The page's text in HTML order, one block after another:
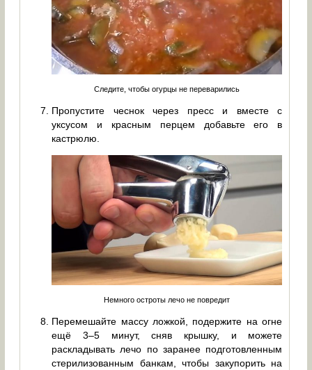
Следите, чтобы огурцы не переварились
Пропустите чеснок через пресс и вместе с
уксусом и красным перцем добавьте его в
кастрюлю.
Немного остроты лечо не повредит
Перемешайте массу ложкой, подержите на огне
ещё 3–5 минут, сняв крышку, и можете
раскладывать лечо по заранее подготовленным
стерилизованным банкам, чтобы закупорить на